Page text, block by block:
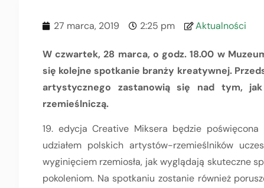
27 marca, 2019 2:25 pm Aktualności
W czwartek, 28 marca, o godz. 18.00 w
się kolejne spotkanie branży kreatywnej.
artystycznego zastanowią się nad tym,
rzemieślniczą.
19. edycja Creative Miksera będzie
udziałem polskich artystów-rzemieślników
wyginięciem rzemiosła, jak wyglądają skuteczne
pokoleniom. Na spotkaniu zostanie również